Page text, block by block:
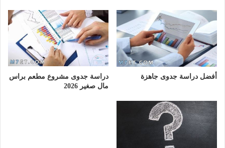
أفضل دراسة جدوى جاهزة
دراسة جدوى مشروع مطعم براس
مال صغير 2026